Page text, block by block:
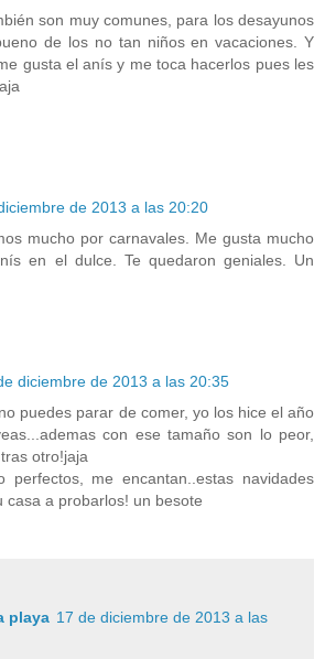
son muy comunes, para los desayunos
de los no tan niños en vacaciones. Y
gusta el anís y me toca hacerlos pues les
de 2013 a las 20:20
mucho por carnavales. Me gusta mucho
en el dulce. Te quedaron geniales. Un
diciembre de 2013 a las 20:35
puedes parar de comer, yo los hice el año
con ese tamaño son lo peor,
otro!jaja
perfectos, me encantan..estas navidades
casa a probarlos! un besote
playa 17 de diciembre de 2013 a las